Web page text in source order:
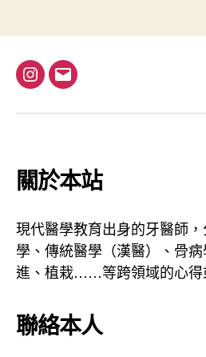
分
頁
I
a
g
a
m
電
地
址
關於本站
現代醫學教育出身的牙醫師
學、傳統醫學（漢醫）、骨
進、植栽……等跨領域的心得
聯絡本人